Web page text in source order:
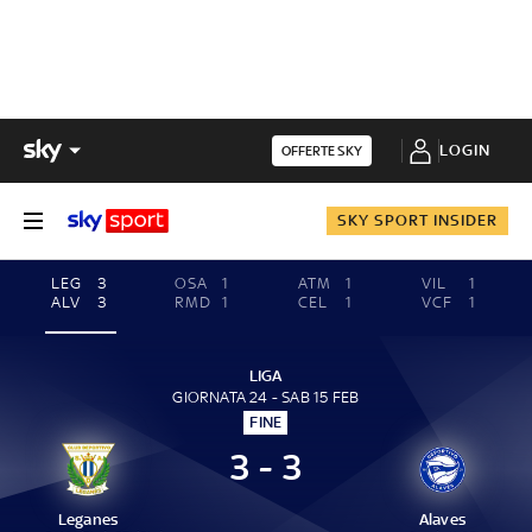
OFFERTE SKY LOGIN
SKY SPORT INSIDER
LEG
3
ALV
3
OSA
1
RMD
1
ATM
1
CEL
1
VIL
1
VCF
1
LIGA
GIORNATA 24 - SAB 15 FEB
FINE
Leganes
3 - 3
Alaves